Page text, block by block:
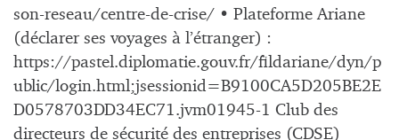
son-reseau/centre-de-crise/ • Plateforme Ariane
(déclarer ses voyages à l’étranger) :
https://pastel.diplomatie.gouv.fr/fildariane/dyn/p
ublic/login.html;jsessionid=B9100CA5D205BE2E
D0578703DD34EC71.jvm01945-1 Club des
directeurs de sécurité des entreprises (CDSE)